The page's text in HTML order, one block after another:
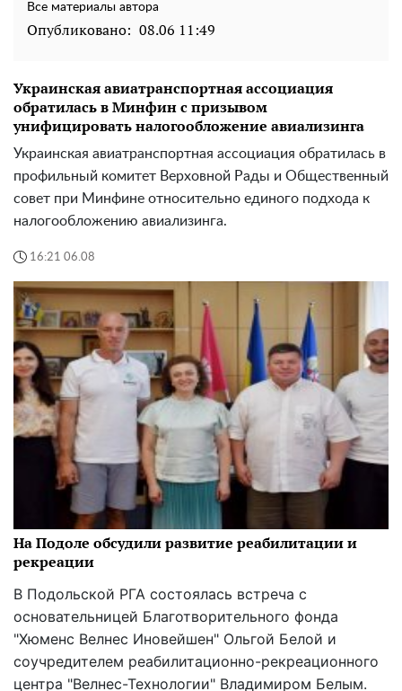
Все материалы автора
Опубликовано: 08.06 11:49
Украинская авиатранспортная ассоциация
обратилась в Минфин с призывом
унифицировать налогообложение авиализинга
Украинская авиатранспортная ассоциация обратилась в
профильный комитет Верховной Рады и Общественный
совет при Минфине относительно единого подхода к
налогообложению авиализинга.
16:21 06.08
На Подоле обсудили развитие реабилитации и
рекреации
В Подольской РГА состоялась встреча с
основательницей Благотворительного фонда
"Хюменс Велнес Иновейшен" Ольгой Белой и
соучредителем реабилитационно-рекреационного
центра "Велнес-Технологии" Владимиром Белым.